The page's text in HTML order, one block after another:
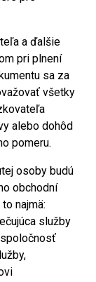
a ďalšie
pri plnení
sa za
všetky
alebo dohôd
pomeru.
osoby budú
obchodní
najmä:
služby